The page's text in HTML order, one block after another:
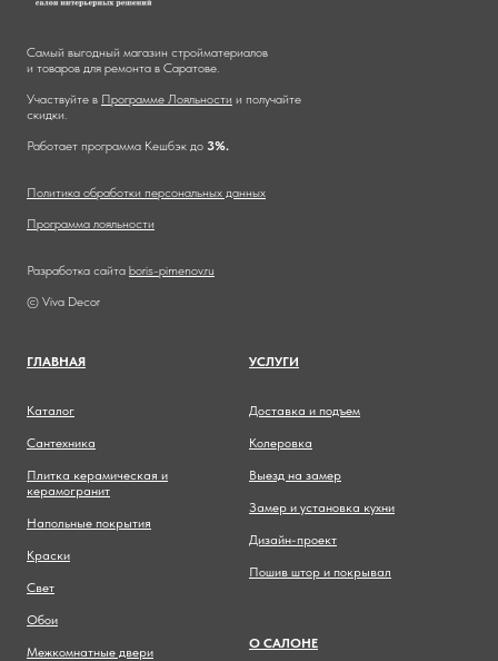
Самый выгодный магазин стройматериалов
и товаров для ремонта в Саратове.
Участвуйте в Программе Лояльности и получайте
скидки.
Работает программа Кешбэк до 3%.
Политика обработки персональных данных
Программа лояльности
Разработка сайта boris-pimenov.ru
© Viva Decor
ГЛАВНАЯ
Каталог
Сантехника
Плитка керамическая и
керамогранит
Напольные покрытия
Краски
Свет
Обои
Межкомнатные двери
УСЛУГИ
Доставка и подъем
Колеровка
Выезд на замер
Замер и установка кухни
Дизайн-проект
Пошив штор и покрывал
О САЛОНЕ